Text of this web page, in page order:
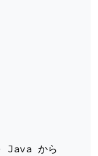
Java から